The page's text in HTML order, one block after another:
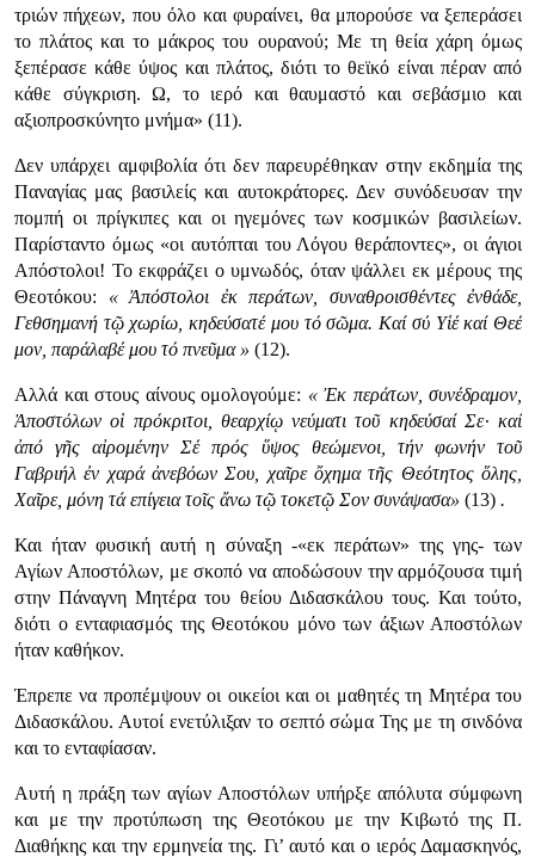
τριών πήχεων, που όλο και φυραίνει, θα μπορούσε να ξεπεράσει
το πλάτος και το μάκρος του ουρανού; Με τη θεία χάρη όμως
ξεπέρασε κάθε ύψος και πλάτος, διότι το θεϊκό είναι πέραν από
κάθε σύγκριση. Ω, το ιερό και θαυμαστό και σεβάσμιο και
αξιοπροσκύνητο μνήμα» (11).
Δεν υπάρχει αμφιβολία ότι δεν παρευρέθηκαν στην εκδημία της
Παναγίας μας βασιλείς και αυτοκράτορες. Δεν συνόδευσαν την
πομπή οι πρίγκιπες και οι ηγεμόνες των κοσμικών βασιλείων.
Παρίσταντο όμως «οι αυτόπται του Λόγου θεράποντες», οι άγιοι
Απόστολοι! Το εκφράζει ο υμνωδός, όταν ψάλλει εκ μέρους της
Θεοτόκου: « Ἀπόστολοι ἐκ περάτων, συναθροισθέντες ἐνθάδε,
Γεθσημανή τῷ χωρίω, κηδεύσατέ μου τό σῶμα. Καί σύ Υἱέ καί Θεέ
μον, παράλαβέ μου τό πνεῦμα » (12).
Αλλά και στους αίνους ομολογούμε: « Ἐκ περάτων, συνέδραμον,
Ἀποστόλων οἱ πρόκριτοι, θεαρχίῳ νεύματι τοῦ κηδεύσαί Σε· καί
ἀπό γῆς αἰρομένην Σέ πρός ὕψος θεώμενοι, τήν φωνήν τοῦ
Γαβριήλ ἐν χαρά ἀνεβόων Σου, χαῖρε ὄχημα τῆς Θεότητος ὅλης,
Χαῖρε, μόνη τά επίγεια τοῖς ἄνω τῷ τοκετῷ Σον συνάψασα» (13) .
Και ήταν φυσική αυτή η σύναξη -«εκ περάτων» της γης- των
Αγίων Αποστόλων, με σκοπό να αποδώσουν την αρμόζουσα τιμή
στην Πάναγνη Μητέρα του θείου Διδασκάλου τους. Και τούτο,
διότι ο ενταφιασμός της Θεοτόκου μόνο των άξιων Αποστόλων
ήταν καθήκον.
Έπρεπε να προπέμψουν οι οικείοι και οι μαθητές τη Μητέρα του
Διδασκάλου. Αυτοί ενετύλιξαν το σεπτό σώμα Της με τη σινδόνα
και το ενταφίασαν.
Αυτή η πράξη των αγίων Αποστόλων υπήρξε απόλυτα σύμφωνη
και με την προτύπωση της Θεοτόκου με την Κιβωτό της Π.
Διαθήκης και την ερμηνεία της. Γι’ αυτό και ο ιερός Δαμασκηνός,